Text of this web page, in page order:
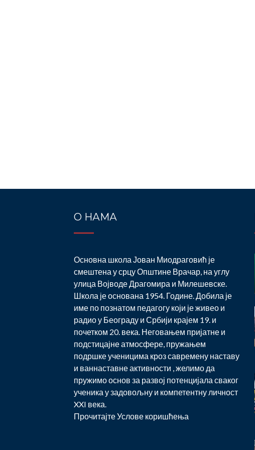
О НАМА
Основна школа Јован Миодраговић је
смештена у срцу Општине Врачар, на углу
улица Војводе Драгомира и Милешевске.
Школа је основана 1954. Године. Добила је
име по познатом педагогу који је живео и
радио у Београду и Србији крајем 19. и
почетком 20. века. Неговањем пријатне и
подстицајне атмосфере, пружањем
подршке ученицима кроз савремену наставу
и ваннаставне активности , желимо да
пружимо основ за развој потенцијала сваког
ученика у задовољну и компетентну личност
XXI века.
ПрочитајтеУслове коришћења